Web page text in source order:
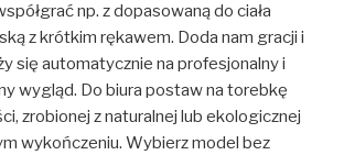
np. z dopasowaną do ciała
z krótkim rękawem. Doda nam gracji i
się automatycznie na profesjonalny i
wygląd. Do biura postaw na torebkę
zrobionej z naturalnej lub ekologicznej
wykończeniu. Wybierz model bez